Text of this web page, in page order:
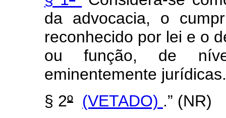
da advocacia, o
reconhecido por lei e o
ou função, de
eminentemente
§ 2º (VETADO) .” (NR)